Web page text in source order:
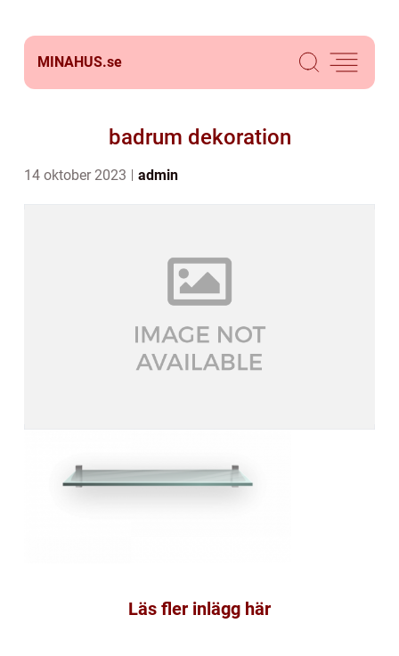
MINAHUS.se
badrum dekoration
14 oktober 2023 admin
Läs fler inlägg här